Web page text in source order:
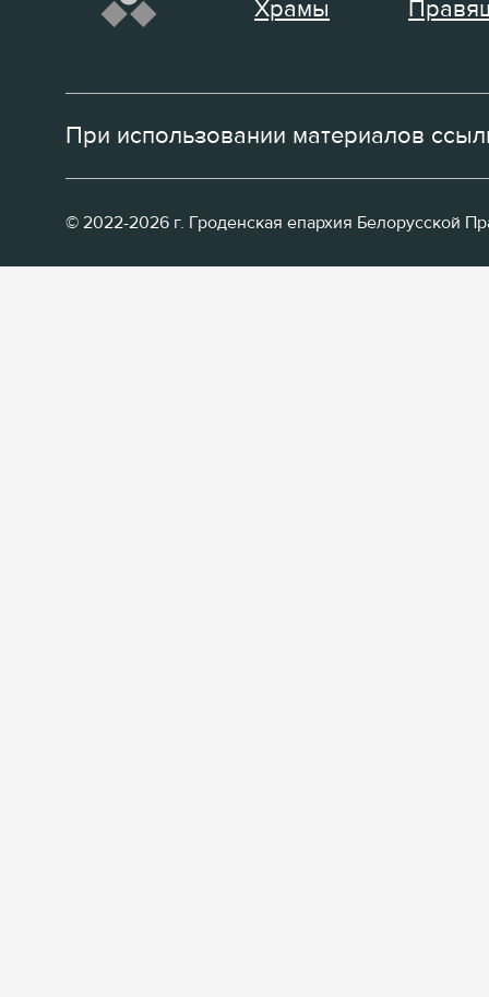
Храмы
При использовании материалов
© 2022-2026 г. Гроденская епархия Белорусской